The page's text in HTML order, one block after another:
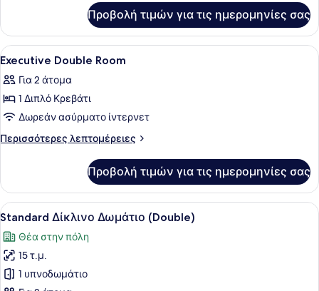
Double
Room
Προβολή τιμών για τις ημερομηνίες σας
Προβολή
όλων
των
φωτογραφιών
για
Executive
Ένα σύγχρονο υπνοδωμάτιο με
4
Executive Double Room
Για 2 άτομα
1 Διπλό Κρεβάτι
Δωρεάν ασύρματο ίντερνετ
Περισσότερες λεπτομέρειες
Περισσότερες
Double
Room
Προβολή τιμών για τις ημερομηνίες σας
Προβολή
όλων
των
φωτογραφιών
για
Standard Δίκλινο Δωμάτιο
5
Standard Δίκλινο Δωμάτιο (Double)
Θέα στην πόλη
15 τ.μ.
1 υπνοδωμάτιο